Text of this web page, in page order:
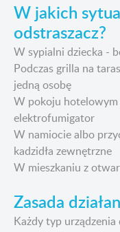
W jakich
odstraszacz?
W sypialni dziecka -
Podczas grilla na
jedną osobę
W pokoju
elektrofumigator
W namiocie albo
kadzidła zewnętrzne
W mieszkaniu z
Zasada
Każdy typ